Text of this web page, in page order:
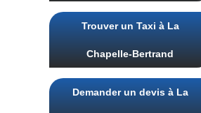
Trouver un Taxi à La
Chapelle-Bertrand
Demander un devis à La